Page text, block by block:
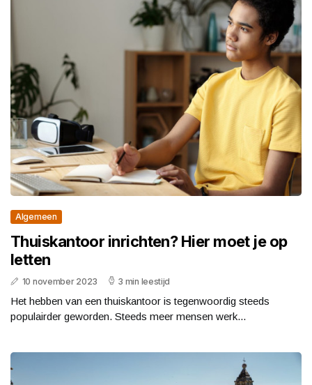
Algemeen
Thuiskantoor inrichten? Hier moet je op
letten
10 november 2023 3 min leestijd
Het hebben van een thuiskantoor is tegenwoordig steeds
populairder geworden. Steeds meer mensen werk...